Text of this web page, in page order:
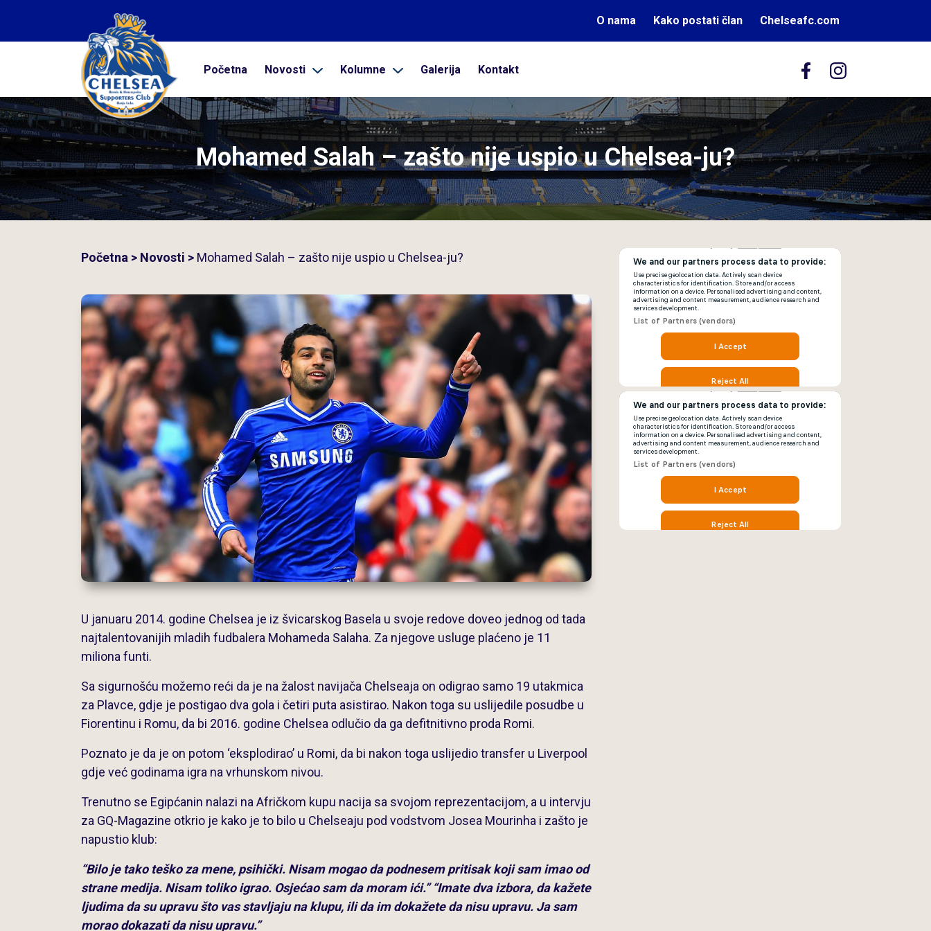
O nama Kako postati član Chelseafc.com
Početna Novosti Kolumne Galerija Kontakt
Kolumne
Galerija
Kontakt
Mohamed Salah – zašto nije uspio u Chelsea-ju?
Početna > Novosti > Mohamed Salah – zašto nije uspio u Chelsea-ju?
U januaru 2014. godine Chelsea je iz švicarskog Basela u svoje redove doveo jednog od tada
najtalentovanijih mladih fudbalera Mohameda Salaha. Za njegove usluge plaćeno je 11
miliona funti.
Sa sigurnošću možemo reći da je na žalost navijača Chelseaja on odigrao samo 19 utakmica
za Plavce, gdje je postigao dva gola i četiri puta asistirao. Nakon toga su uslijedile posudbe u
Fiorentinu i Romu, da bi 2016. godine Chelsea odlučio da ga defitnitivno proda Romi.
Poznato je da je on potom ‘eksplodirao’ u Romi, da bi nakon toga uslijedio transfer u Liverpool
gdje već godinama igra na vrhunskom nivou.
Trenutno se Egipćanin nalazi na Afričkom kupu nacija sa svojom reprezentacijom, a u intervju
za GQ-Magazine otkrio je kako je to bilo u Chelseaju pod vodstvom Josea Mourinha i zašto je
napustio klub:
“Bilo je tako teško za mene, psihički. Nisam mogao da podnesem pritisak koji sam imao od
strane medija. Nisam toliko igrao. Osjećao sam da moram ići.”“Imate dva izbora, da kažete
ljudima da su upravu što vas stavljaju na klupu, ili da im dokažete da nisu upravu. Ja sam
morao dokazati da nisu upravu.”